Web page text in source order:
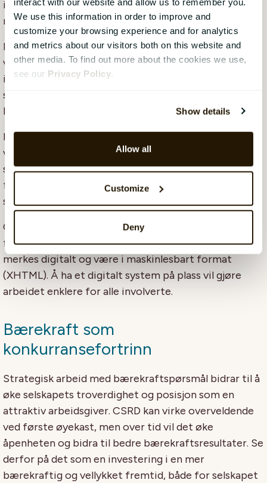
We use this information in order to improve and
customize your browsing experience and for analytics
and metrics about our visitors both on this website and
other media. To find out more about the cookies we use,
see our Privacy Policy
Show details
Allow all
Customize
Deny
informasjon fra verdikjeden, krever det samarbeid
mellom mange parter.
Informasjonen som offentliggjøres i rapporteringen,
vil bli gjenstand for revisjon og krever derfor at det
inkluderes informasjon om selskapenes verdikjeder,
strategi, policy, prosesser og faktiske
bærekraftsdata.
For å forenkle HR-avdelingens arbeid er det derfor
viktig å etablere en rapporteringsstruktur på et tidlig
stadium, sammen med andre interessenter, der man i
fellesskap går gjennom hvordan informasjonen skal
sendes og til hvem.
CSRD-rapporteringen skal integreres med den
finansielle rapporteringen, noe som betyr at den skal
merkes digitalt og være i maskinlesbart format
(XHTML). Å ha et digitalt system på plass vil gjøre
arbeidet enklere for alle involverte.
Bærekraft som
konkurransefortrinn
Strategisk arbeid med bærekraftspørsmål bidrar til å
øke selskapets troverdighet og posisjon som en
attraktiv arbeidsgiver. CSRD kan virke overveldende
ved første øyekast, men over tid vil det øke
åpenheten og bidra til bedre bærekraftsresultater. Se
derfor på det som en investering i en mer
bærekraftig og vellykket fremtid, både for selskapet